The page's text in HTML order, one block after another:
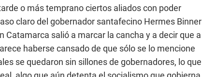
o más temprano ciertos aliados con poder
claro del gobernador santafecino Hermes Binner
salió a marcar la cancha y a decir que a
haberse cansado de que sólo se lo mencione
se quedaron sin sillones de gobernadores, lo que